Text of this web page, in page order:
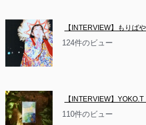
【INTERVIEW】もりば
124件のビュー
【INTERVIEW】YOKO.T
110件のビュー